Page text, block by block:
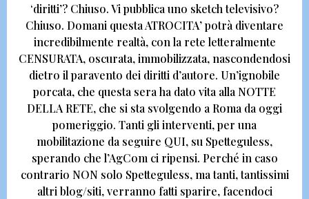
‘diritti’? Chiuso. Vi pubblica uno sketch televisivo?
Chiuso. Domani questa ATROCITA’ potrà diventare
incredibilmente realtà, con la rete letteralmente
CENSURATA, oscurata, immobilizzata, nascondendosi
dietro il paravento dei diritti d’autore. Un’ignobile
porcata, che questa sera ha dato vita alla NOTTE
DELLA RETE, che si sta svolgendo a Roma da oggi
pomeriggio. Tanti gli interventi, per una
mobilitazione da seguire QUI, su Spetteguless,
sperando che l’AgCom ci ripensi. Perché in caso
contrario NON solo Spetteguless, ma tanti, tantissimi
altri blog/siti, verranno fatti sparire, facendoci